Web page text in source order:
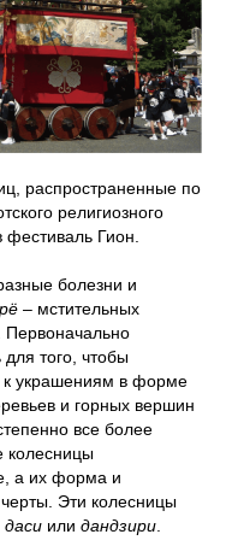
распространенные по
религиозного
фестиваль Гион.
болезни и
– мстительных
Первоначально
того, чтобы
к украшениям в форме
и горных вершин
все более
колесницы
а их форма и
Эти колесницы
даси илидандзири.